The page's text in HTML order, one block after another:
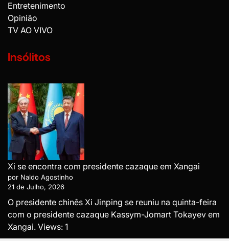
Entretenimento
Opinião
TV AO VIVO
Insólitos
Xi se encontra com presidente cazaque em Xangai
por Naldo Agostinho
21 de Julho, 2026
O presidente chinês Xi Jinping se reuniu na quinta-feira
com o presidente cazaque Kassym-Jomart Tokayev em
Xangai. Views: 1